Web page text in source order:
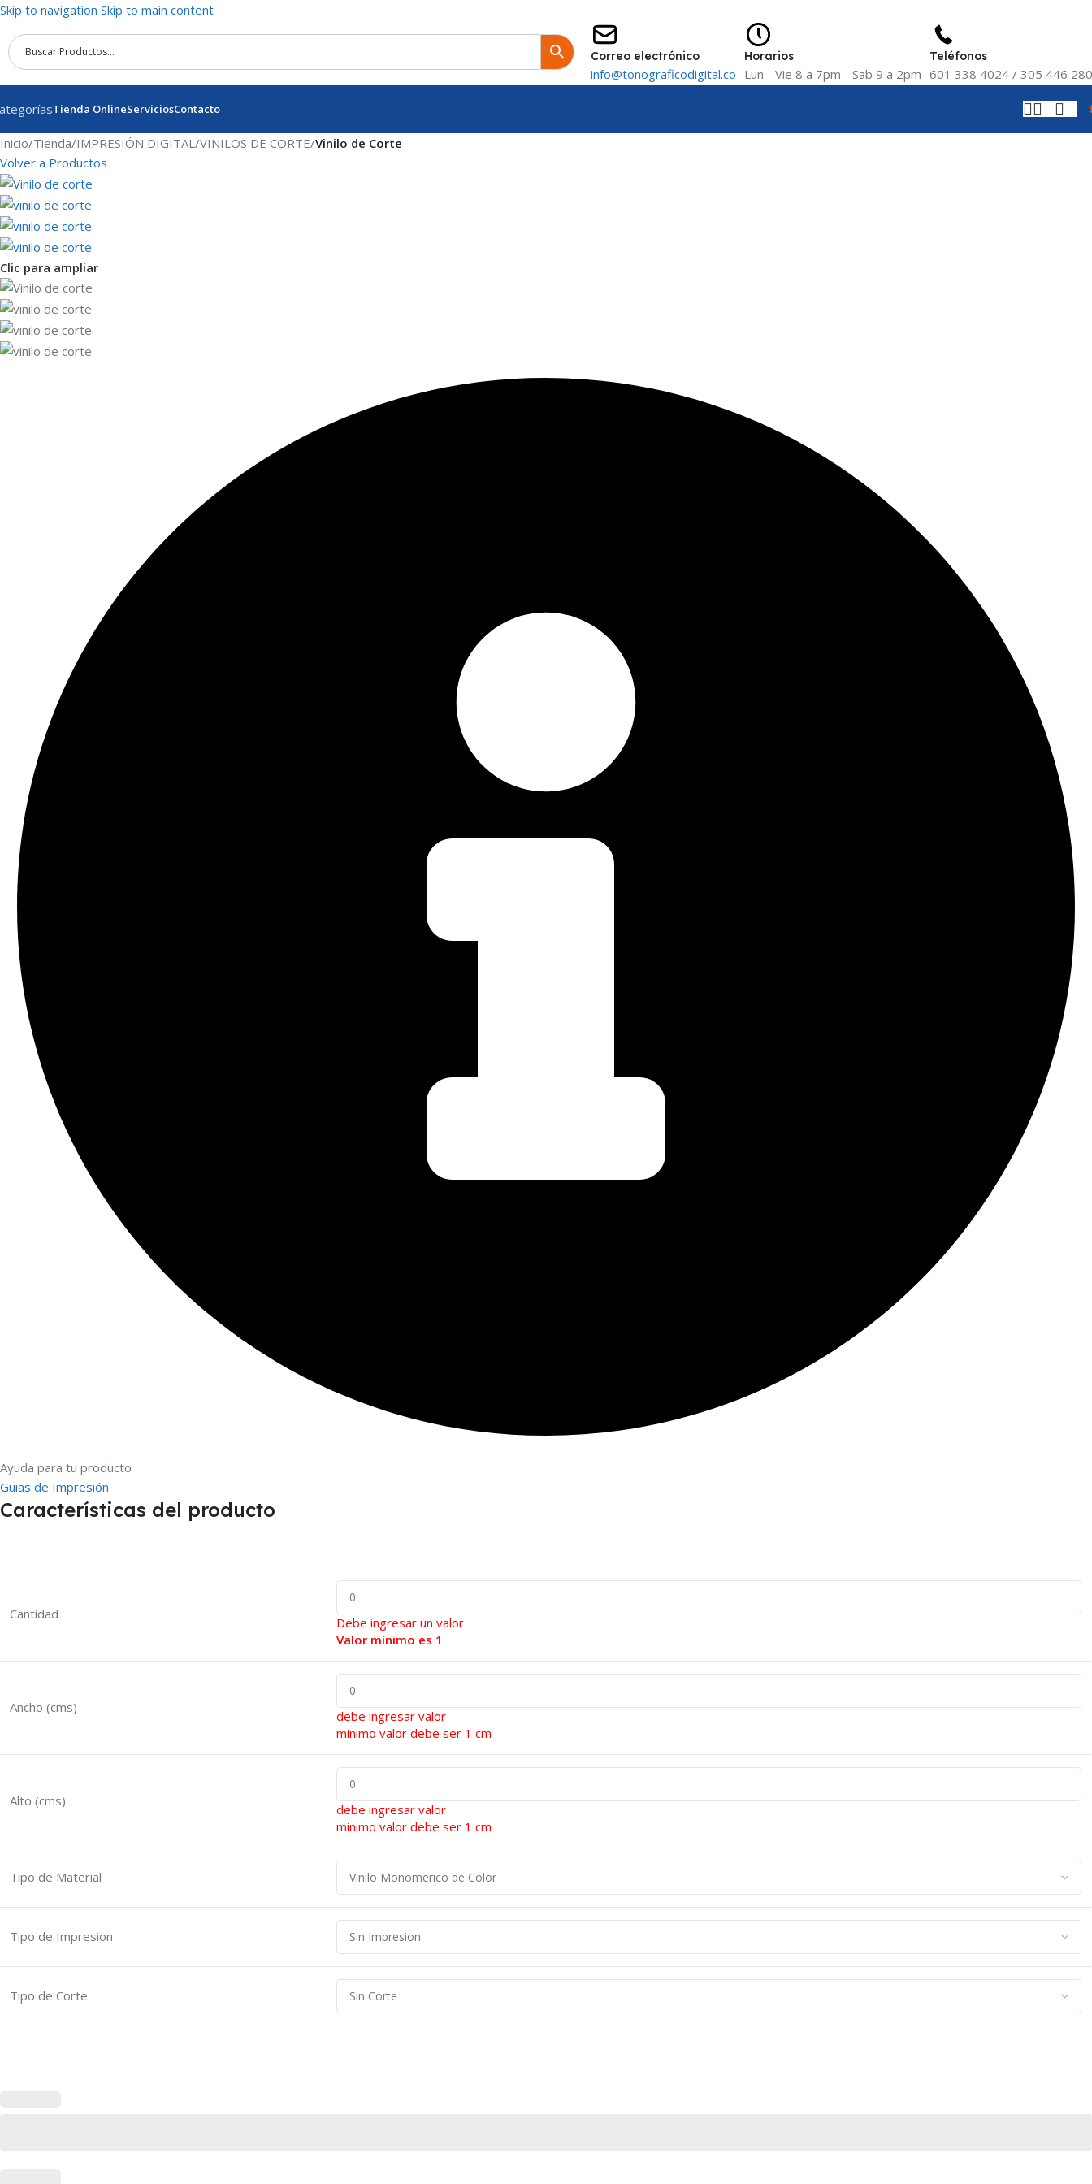
Skip to navigation Skip to main content
Correo electrónico
info@tonograficodigital.co
Horarios
Lun - Vie 8 a 7pm - Sab 9 a 2pm
Teléfonos
601 338 4024 / 305 446
Tienda OnlineServiciosContacto
Inicio/Tienda/IMPRESIÓN DIGITAL/VINILOS DE CORTE/Vinilo de Corte
Volver a Productos
Clic para ampliar
Ayuda para tu producto
Guias de Impresión
Características del producto
Cantidad
Debe ingresar un valor
Valor mínimo es 1
Ancho (cms)
debe ingresar valor
minimo valor debe ser 1 cm
Alto (cms)
debe ingresar valor
minimo valor debe ser 1 cm
Tipo de Material
Tipo de Impresion
Tipo de Corte